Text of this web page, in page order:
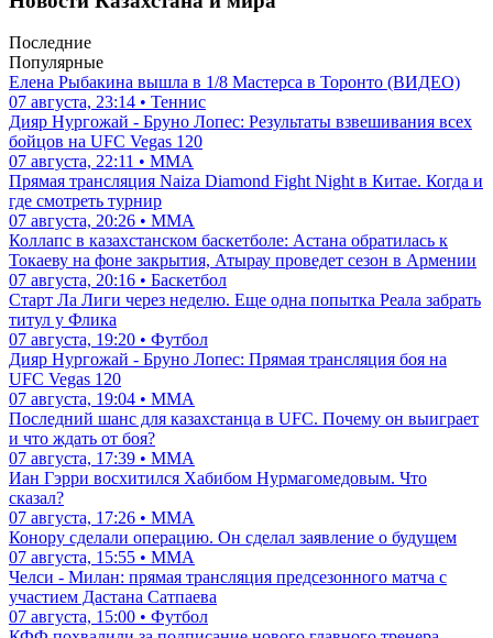
Последние
Популярные
Елена Рыбакина вышла в 1/8 Мастерса в Торонто (ВИДЕО)
07 августа, 23:14 • Теннис
Дияр Нургожай - Бруно Лопес: Результаты взвешивания всех
бойцов на UFC Vegas 120
07 августа, 22:11 • ММА
Прямая трансляция Naiza Diamond Fight Night в Китае. Когда и
где смотреть турнир
07 августа, 20:26 • ММА
Коллапс в казахстанском баскетболе: Астана обратилась к
Токаеву на фоне закрытия, Атырау проведет сезон в Армении
07 августа, 20:16 • Баскетбол
Старт Ла Лиги через неделю. Еще одна попытка Реала забрать
титул у Флика
07 августа, 19:20 • Футбол
Дияр Нургожай - Бруно Лопес: Прямая трансляция боя на
UFC Vegas 120
07 августа, 19:04 • ММА
Последний шанс для казахстанца в UFC. Почему он выиграет
и что ждать от боя?
07 августа, 17:39 • ММА
Иан Гэрри восхитился Хабибом Нурмагомедовым. Что
сказал?
07 августа, 17:26 • ММА
Конору сделали операцию. Он сделал заявление о будущем
07 августа, 15:55 • ММА
Челси - Милан: прямая трансляция предсезонного матча с
участием Дастана Сатпаева
07 августа, 15:00 • Футбол